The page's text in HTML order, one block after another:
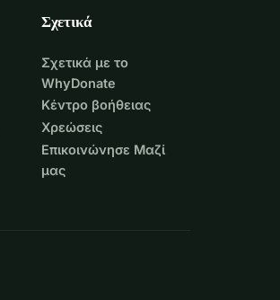
Σχετικά
Σχετικά με το
WhyDonate
Κέντρο βοήθειας
Χρεώσεις
Επικοινώνησε Μαζί
μας